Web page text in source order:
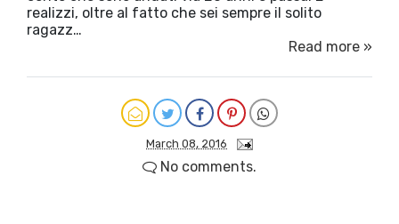
realizzi, oltre al fatto che sei sempre il solito
ragazz…
Read more »
March 08, 2016
No comments.